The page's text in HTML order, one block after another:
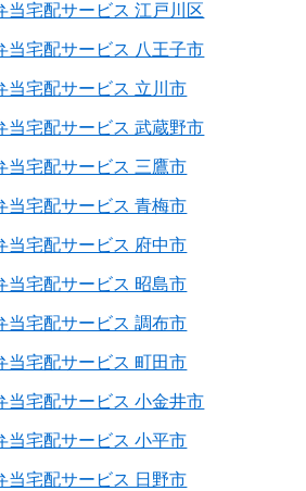
当宅配サービス 江戸川区
当宅配サービス 八王子市
当宅配サービス 立川市
当宅配サービス 武蔵野市
当宅配サービス 三鷹市
当宅配サービス 青梅市
当宅配サービス 府中市
当宅配サービス 昭島市
当宅配サービス 調布市
当宅配サービス 町田市
当宅配サービス 小金井市
当宅配サービス 小平市
当宅配サービス 日野市